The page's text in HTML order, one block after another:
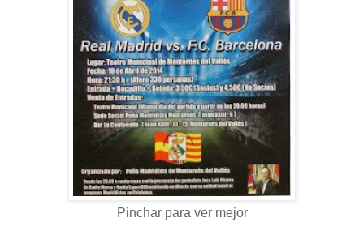
Pinchar para ver mejor